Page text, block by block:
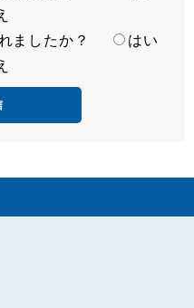
ましたか？
はい